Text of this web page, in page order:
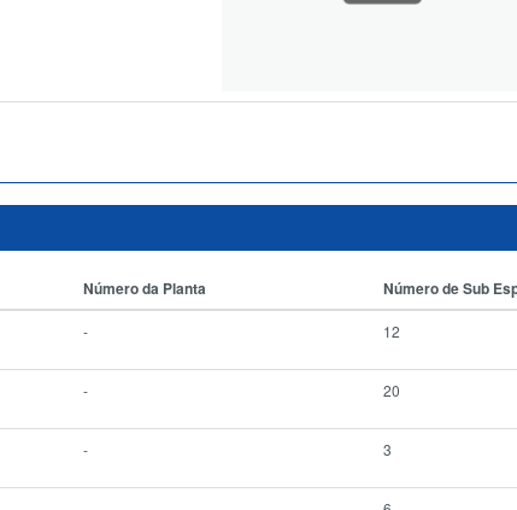
Número da Planta Número de Sub
- 12
- 20
- 3